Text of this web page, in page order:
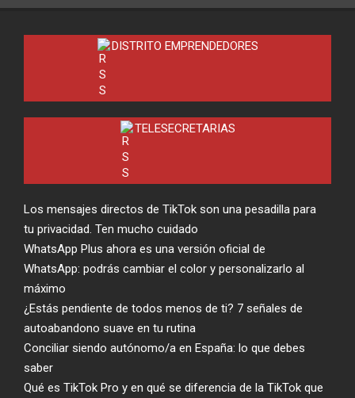
DISTRITO EMPRENDEDORES
TELESECRETARIAS
Los mensajes directos de TikTok son una pesadilla para
tu privacidad. Ten mucho cuidado
WhatsApp Plus ahora es una versión oficial de
WhatsApp: podrás cambiar el color y personalizarlo al
máximo
¿Estás pendiente de todos menos de ti? 7 señales de
autoabandono suave en tu rutina
Conciliar siendo autónomo/a en España: lo que debes
saber
Qué es TikTok Pro y en qué se diferencia de la TikTok que